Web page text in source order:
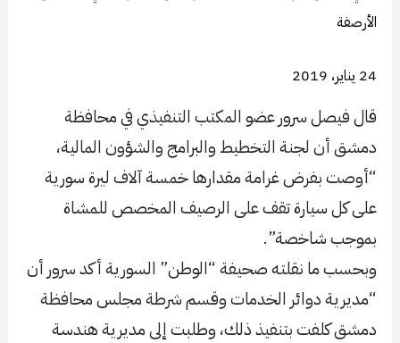
24 يناير، 2019
قال فيصل سرور عضو المكتب التنفيذي في محافظة
دمشق أن لجنة التخطيط والبرامج والشؤون المالية،
“أوصت بفرض غرامة مقدارها خمسة آلاف ليرة سورية
على كل سيارة تقف على الرصيف المخصص للمشاة
بموجب شاخصة”.
وبحسب ما نقلته صحيفة “الوطن” السورية أكد سرور أن
“مديرية دوائر الخدمات وقسم شرطة مجلس محافظة
دمشق كلفت بتنفيذ ذلك، وطلبت إلى مديرية هندسة